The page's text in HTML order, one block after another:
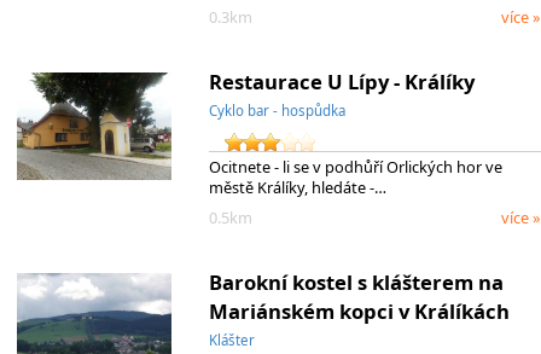
0.3km
více »
Restaurace U Lípy - Králíky
Cyklo bar - hospůdka
Ocitnete - li se v podhůří Orlických hor ve
městě Králíky, hledáte -…
0.5km
více »
Barokní kostel s klášterem na
Mariánském kopci v Králíkách
Klášter